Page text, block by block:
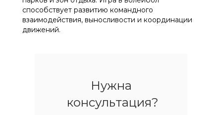
способствует развитию командного
взаимодействия, выносливости и координации
движений.
Нужна
консультация?